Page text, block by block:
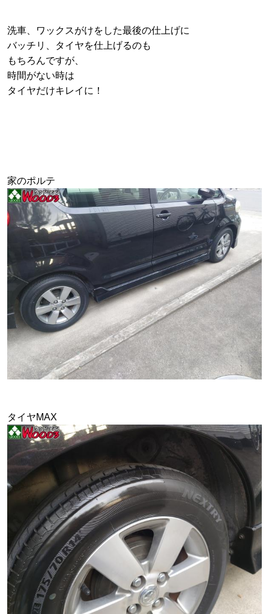
洗車、ワックスがけをした最後の仕上げに
バッチリ、タイヤを仕上げるのも
もちろんですが、
時間がない時は
タイヤだけキレイに！
家のポルテ
タイヤMAX